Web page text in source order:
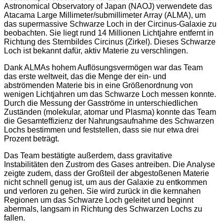
Astronomical Observatory of Japan (NAOJ) verwendete das
Atacama Large Millimeter/submillimeter Array (ALMA), um
das supermassive Schwarze Loch in der Circinus-Galaxie zu
beobachten. Sie liegt rund 14 Millionen Lichtjahre entfernt in
Richtung des Sternbildes Circinus (Zirkel). Dieses Schwarze
Loch ist bekannt dafür, aktiv Materie zu verschlingen.
Dank ALMAs hohem Auflösungsvermögen war das Team
das erste weltweit, das die Menge der ein- und
abströmenden Materie bis in eine Größenordnung von
wenigen Lichtjahren um das Schwarze Loch messen konnte.
Durch die Messung der Gasströme in unterschiedlichen
Zuständen (molekular, atomar und Plasma) konnte das Team
die Gesamteffizienz der Nahrungsaufnahme des Schwarzen
Lochs bestimmen und feststellen, dass sie nur etwa drei
Prozent beträgt.
Das Team bestätigte außerdem, dass gravitative
Instabilitäten den Zustrom des Gases antreiben. Die Analyse
zeigte zudem, dass der Großteil der abgestoßenen Materie
nicht schnell genug ist, um aus der Galaxie zu entkommen
und verloren zu gehen. Sie wird zurück in die kernnahen
Regionen um das Schwarze Loch geleitet und beginnt
abermals, langsam in Richtung des Schwarzen Lochs zu
fallen.